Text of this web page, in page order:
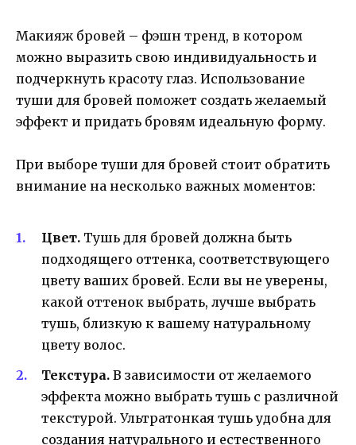
Макияж бровей – фэшн тренд, в котором
можно выразить свою индивидуальность и
подчеркнуть красоту глаз. Использование
туши для бровей поможет создать желаемый
эффект и придать бровям идеальную форму.
При выборе туши для бровей стоит обратить
внимание на несколько важных моментов:
Цвет. Тушь для бровей должна быть
подходящего оттенка, соответствующего
цвету ваших бровей. Если вы не уверены,
какой оттенок выбрать, лучше выбрать
тушь, близкую к вашему натуральному
цвету волос.
Текстура. В зависимости от желаемого
эффекта можно выбрать тушь с различной
текстурой. Ультратонкая тушь удобна для
создания натурального и естественного